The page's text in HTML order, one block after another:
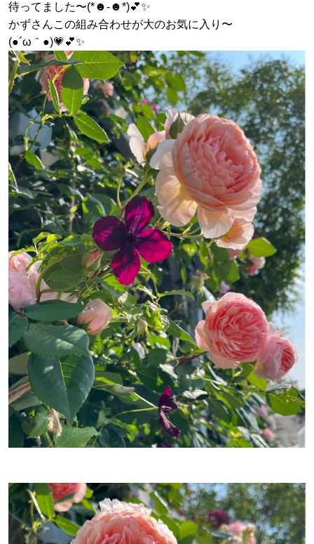
待ってました〜(*☻-☻*)💕✨
かずさんこの組み合わせが大のお気に入り〜
(●´ω｀●)💗💕✨